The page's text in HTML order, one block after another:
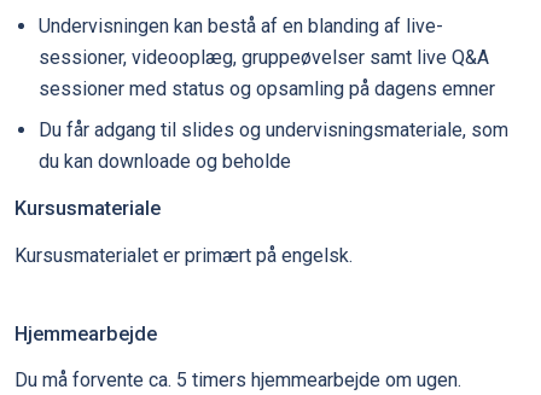
Undervisningen kan bestå af en blanding af live-
sessioner, videooplæg, gruppeøvelser samt live Q&A
sessioner med status og opsamling på dagens emner
Du får adgang til slides og undervisningsmateriale, som
du kan downloade og beholde
Kursusmateriale
Kursusmaterialet er primært på engelsk.
Hjemmearbejde
Du må forvente ca. 5 timers hjemmearbejde om ugen.